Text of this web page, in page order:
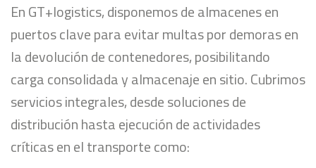
En GT+logistics, disponemos de almacenes en
puertos clave para evitar multas por demoras en
la devolución de contenedores, posibilitando
carga consolidada y almacenaje en sitio. Cubrimos
servicios integrales, desde soluciones de
distribución hasta ejecución de actividades
críticas en el transporte como: